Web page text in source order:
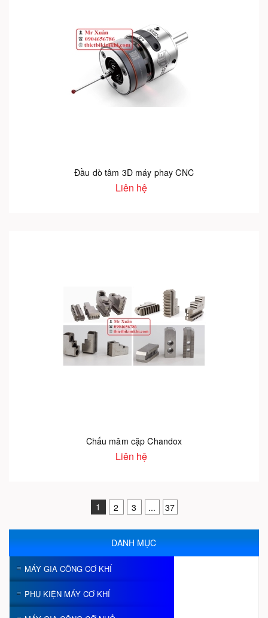
Đầu dò tâm 3D máy phay CNC
Liên hệ
Chấu mâm cặp Chandox
Liên hệ
1 2 3 ... 37
DANH MỤC
MÁY GIA CÔNG CƠ KHÍ
PHỤ KIỆN MÁY CƠ KHÍ